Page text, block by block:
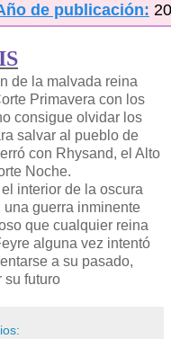
de publicación:
de la malvada reina
Primavera con los
consigue olvidar los
salvar al pueblo de
con Rhysand, el Alto
Noche.
interior de la oscura
guerra inminente
que cualquier reina
alguna vez intentó
a su pasado,
su futuro